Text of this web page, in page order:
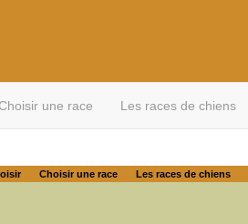
une race Les races de chiens
Choisir une race Les races de chiens